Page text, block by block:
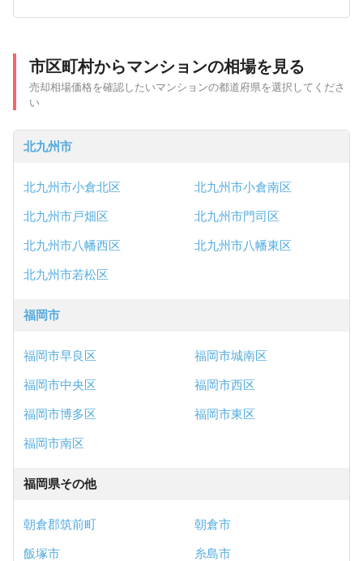
市区町村からマンションの相場を見る
売却相場価格を確認したいマンションの都道府県を選択してくださ
い
北九州市
北九州市小倉北区
北九州市小倉南区
北九州市戸畑区
北九州市門司区
北九州市八幡西区
北九州市八幡東区
北九州市若松区
福岡市
福岡市早良区
福岡市城南区
福岡市中央区
福岡市西区
福岡市博多区
福岡市東区
福岡市南区
福岡県その他
朝倉郡筑前町
朝倉市
飯塚市
糸島市